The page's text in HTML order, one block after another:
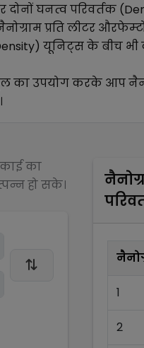
दोनोंघनत्व परिवर्तक
प्रति लीटर और
यूनिट्स के बीच भी
का उपयोग करके आप
का
हो सके।
1
2